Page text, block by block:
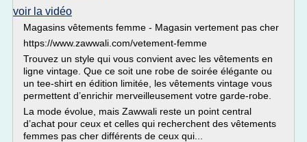
voir la vidéo
Magasins vêtements femme - Magasin vertement pas cher
https://www.zawwali.com/vetement-femme
Trouvez un style qui vous convient avec les vêtements en
ligne vintage. Que ce soit une robe de soirée élégante ou
un tee-shirt en édition limitée, les vêtements vintage vous
permettent d’enrichir merveilleusement votre garde-robe.
La mode évolue, mais Zawwali reste un point central
d’achat pour ceux et celles qui recherchent des vêtements
femmes pas cher différents de ceux qui...